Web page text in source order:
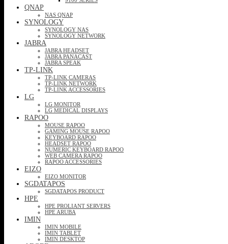
QNAP
NAS QNAP
SYNOLOGY
SYNOLOGY NAS
SYNOLOGY NETWORK
JABRA
JABRA HEADSET
JABRA PANACAST
JABRA SPEAK
TP-LINK
TP-LINK CAMERAS
TP-LINK NETWORK
TP-LINK ACCESSORIES
LG
LG MONITOR
LG MEDICAL DISPLAYS
RAPOO
MOUSE RAPOO
GAMING MOUSE RAPOO
KEYBOARD RAPOO
HEADSET RAPOO
NUMERIC KEYBOARD RAPOO
WEB CAMERA RAPOO
RAPOO ACCESSORIES
EIZO
EIZO MONITOR
SGDATAPOS
SGDATAPOS PRODUCT
HPE
HPE PROLIANT SERVERS
HPE ARUBA
IMIN
IMIN MOBILE
IMIN TABLET
IMIN DESKTOP